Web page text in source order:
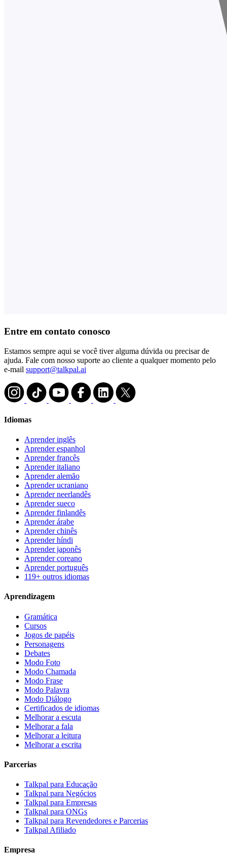
Entre em contato conosco
Estamos sempre aqui se você tiver alguma dúvida ou precisar de
ajuda. Fale com nosso suporte ao cliente a qualquer momento pelo
e-mail support@talkpal.ai
Idiomas
Aprender inglês
Aprender espanhol
Aprender francês
Aprender italiano
Aprender alemão
Aprender ucraniano
Aprender neerlandês
Aprender sueco
Aprender finlandês
Aprender árabe
Aprender chinês
Aprender híndi
Aprender japonês
Aprender coreano
Aprender português
119+ outros idiomas
Aprendizagem
Gramática
Cursos
Jogos de papéis
Personagens
Debates
Modo Foto
Modo Chamada
Modo Frase
Modo Palavra
Modo Diálogo
Certificados de idiomas
Melhorar a escuta
Melhorar a fala
Melhorar a leitura
Melhorar a escrita
Parcerias
Talkpal para Educação
Talkpal para Negócios
Talkpal para Empresas
Talkpal para ONGs
Talkpal para Revendedores e Parcerias
Talkpal Afiliado
Empresa